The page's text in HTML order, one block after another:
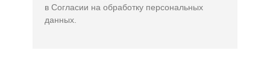
в Согласии на обработку персональных
данных.